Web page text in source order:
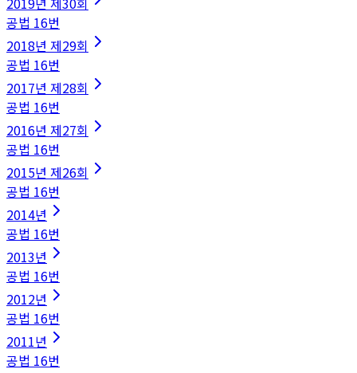
공법 16번
2018년 제29회
공법 16번
2017년 제28회
공법 16번
2016년 제27회
공법 16번
2015년 제26회
공법 16번
2014년
공법 16번
2013년
공법 16번
2012년
공법 16번
2011년
공법 16번